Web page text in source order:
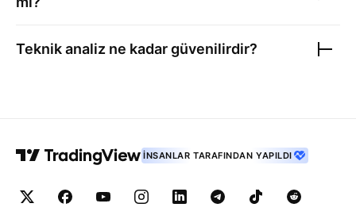
Teknik analiz ne kadar güvenilirdir?
İNSANLAR TARAFINDAN YAPILDI